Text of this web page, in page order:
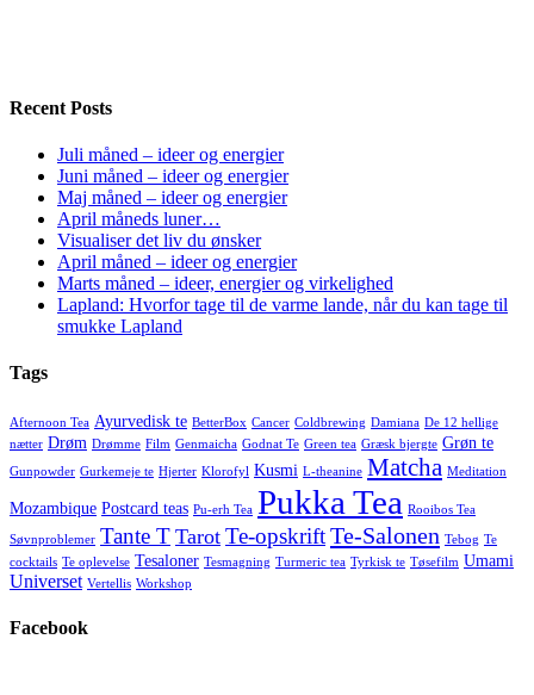
Recent Posts
Juli måned – ideer og energier
Juni måned – ideer og energier
Maj måned – ideer og energier
April måneds luner…
Visualiser det liv du ønsker
April måned – ideer og energier
Marts måned – ideer, energier og virkelighed
Lapland: Hvorfor tage til de varme lande, når du kan tage til
smukke Lapland
Tags
Afternoon Tea Ayurvedisk te BetterBox Cancer Coldbrewing Damiana De 12 hellige
nætter Drøm Drømme Film Genmaicha Godnat Te Green tea Græsk bjergte Grøn te
Gunpowder Gurkemeje te Hjerter Klorofyl Kusmi L-theanine Matcha Meditation
Mozambique Postcard teas Pu-erh Tea Pukka Tea Rooibos Tea
Søvnproblemer Tante T Tarot Te-opskriftTe-Salonen Tebog Te
cocktails Te oplevelse Tesaloner Tesmagning Turmeric tea Tyrkisk te Tøsefilm Umami
Universet Vertellis Workshop
Facebook